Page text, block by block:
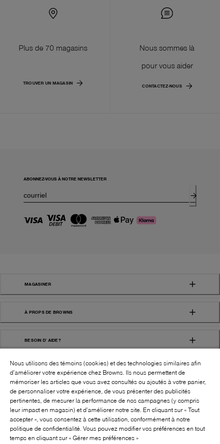
Plus de 70 magasins
TROUVER UN MAGASIN
Nous sommes là
pour vous aider
CONTACTEZ-NOUS
ABONNEZ-VOUS À NOTRE NEWSLETTER
MAGASINER
À PROPS DE BROWNS
BESOIN D' AIDE?
BROWNS SHOES INC. TOUS DROITS
RÉSERVÉS
SUIVEZ-NOUS!:
Nous utilisons des témoins (cookies) et des technologies similaires afin
d’améliorer votre expérience chez Browns. Ils nous permettent de
mémoriser les articles que vous avez consultés ou ajoutés à votre panier,
de personnaliser votre expérience, de vous présenter des publicités
pertinentes, de mesurer la performance de nos campagnes (y compris
leur impact en magasin) et d’améliorer notre site. En cliquant sur « Tout
accepter », vous consentez à cette utilisation, conformément à notre
politique de confidentialité. Vous pouvez modifier vos préférences en tout
temps en cliquant sur « Gérer mes préférences »